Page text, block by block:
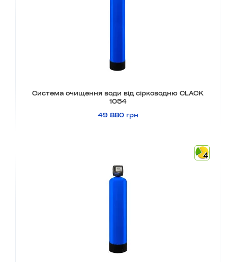
Система очищення води від сірководню CLACK
1054
49 880 грн
4